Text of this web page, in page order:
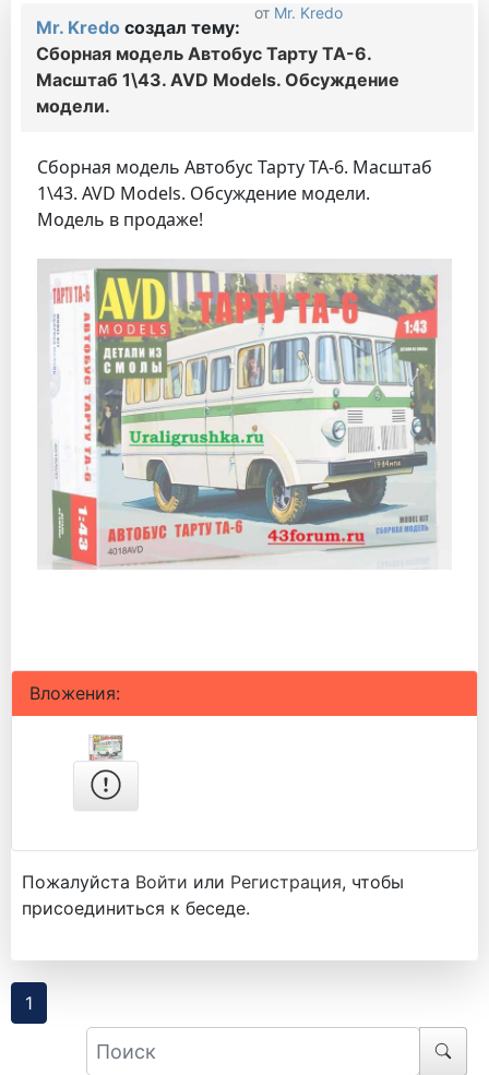
от Mr. Kredo
Mr. Kredo создал тему:
Сборная модель Автобус Тарту ТА-6.
Масштаб 1\43. AVD Models. Обсуждение
модели.
Сборная модель Автобус Тарту ТА-6. Масштаб
1\43. AVD Models. Обсуждение модели.
Модель в продаже!
Вложения:
Пожалуйста Войти или Регистрация, чтобы
присоединиться к беседе.
1